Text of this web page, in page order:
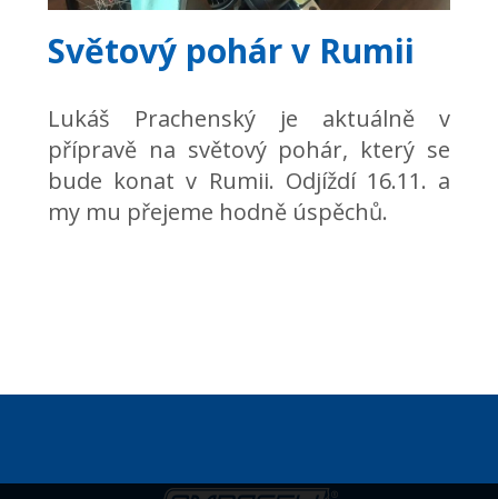
Světový pohár v Rumii
Lukáš Prachenský je aktuálně v
přípravě na světový pohár, který se
bude konat v Rumii. Odjíždí 16.11. a
my mu přejeme hodně úspěchů.